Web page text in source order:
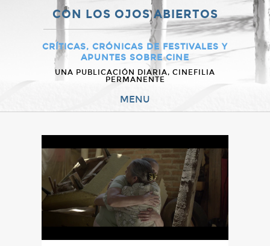
CON LOS OJOS ABIERTOS
CRÍTICAS, CRÓNICAS DE FESTIVALES Y
APUNTES SOBRE CINE
UNA PUBLICACIÓN DIARIA, CINEFILIA
PERMANENTE
MENU